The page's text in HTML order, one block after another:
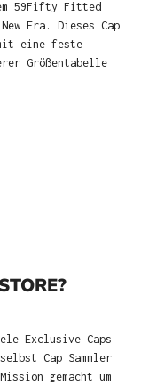
59Fifty Fitted
Era. Dieses Cap
eine feste
Größentabelle
Exclusive Caps
Cap Sammler
gemacht um